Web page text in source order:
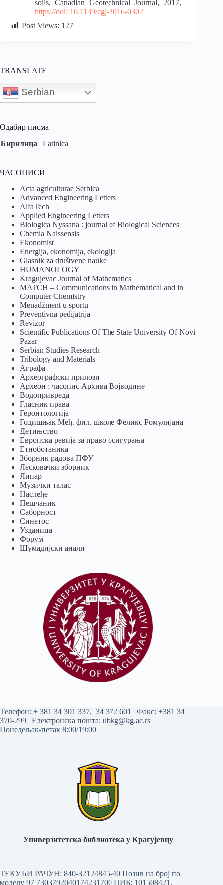
soils, Canadian Geotechnical Journal, 2017,
https://doi: 10.1139/cgj-2016-0302
Post Views: 127
TRANSLATE
Serbian
Одабир писма
Ћирилица | Latinica
ЧАСОПИСИ
Acta agriculturae Serbica
Advanced Engineering Letters
AlfaTech
Applied Engineering Letters
Biologica Nyssana : journal of Biological Sciences
Chemia Naissensis
Ekonomist
Energija, ekonomija, ekologija
Glasnik za društvene nauke
HUMANOLOGY
Kragujevac Journal of Mathematics
MATCH – Communications in Mathematical and in
Computer Chemistry
Menadžment u sportu
Preventivna pedijatrija
Revizor
Scientific Publications Of The State University Of Novi
Pazar
Serbian Studies Research
Tribology and Materials
Аграфа
Археографски прилози
Археон : часопис Архива Војводине
Водопривреда
Гласник права
Геронтологија
Годишњак Међ. фил. школе Феликс Ромулијана
Детињство
Европска ревија за право осигурања
Eтноботаника
Зборник радова ПФУ
Лесковачки зборник
Липар
Музички талас
Наслеђе
Пешчаник
Саборност
Синетос
Узданица
Форум
Шумадијски анали
Tелефон: + 381 34 301 337, 34 372 601 | Факс: +381 34
370-299 | Електронска пошта: ubkg@kg.ac.rs |
Понедељак-петак 8:00/19:00
Универзитетска библиотека у Крагујевцу
ТЕКУЋИ РАЧУН: 840-32124845-40 Позив на број по
моделу 97 7303792040174231700 ПИБ: 101508421,